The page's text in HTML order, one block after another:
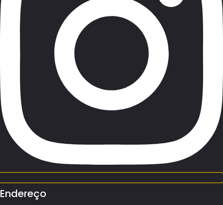
Endereço